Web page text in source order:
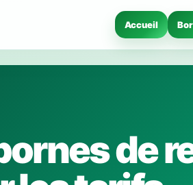
Accueil
de